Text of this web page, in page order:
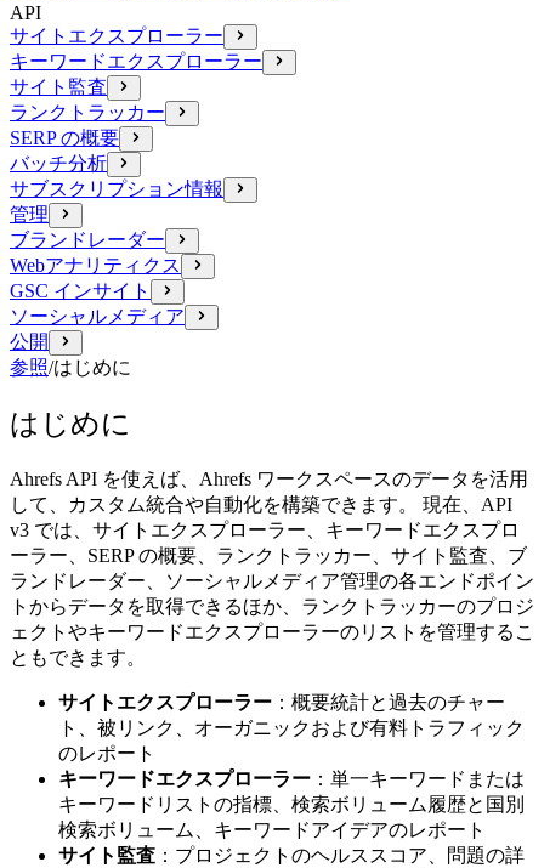
API
サイトエクスプローラー
キーワードエクスプローラー
サイト監査
ランクトラッカー
SERP の概要
バッチ分析
サブスクリプション情報
管理
ブランドレーダー
Webアナリティクス
GSC インサイト
ソーシャルメディア
公開
参照/はじめに
はじめに
Ahrefs API を使えば、Ahrefs ワークスペースのデータを活用
して、カスタム統合や自動化を構築できます。 現在、API
v3 では、サイトエクスプローラー、キーワードエクスプロ
ーラー、SERP の概要、ランクトラッカー、サイト監査、ブ
ランドレーダー、ソーシャルメディア管理の各エンドポイン
トからデータを取得できるほか、ランクトラッカーのプロジ
ェクトやキーワードエクスプローラーのリストを管理するこ
ともできます。
サイトエクスプローラー ：概要統計と過去のチャー
ト、被リンク、オーガニックおよび有料トラフィック
のレポート
キーワードエクスプローラー ：単一キーワードまたは
キーワードリストの指標、検索ボリューム履歴と国別
検索ボリューム、キーワードアイデアのレポート
サイト監査 ：プロジェクトのヘルススコア、問題の詳